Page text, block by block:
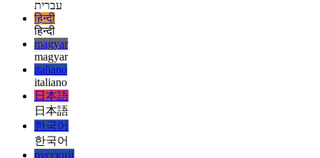
français
français
עברית
עברית
हिन्दी
हिन्दी
magyar
magyar
italiano
italiano
日本語
日本語